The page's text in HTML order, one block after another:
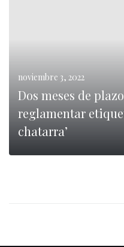
noviembre 3, 2022
Dos meses de
reglamentar
chatarra’